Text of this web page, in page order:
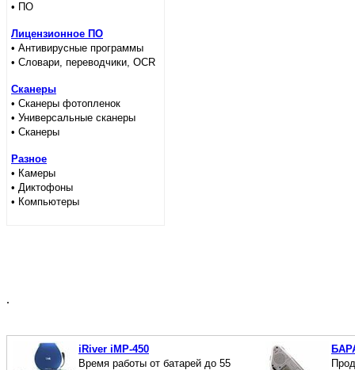
• ПО
Лицензионное ПО
• Антивирусные программы
• Словари, переводчики, OCR
Сканеры
• Сканеры фотопленок
• Универсальные сканеры
• Сканеры
Разное
• Камеры
• Диктофоны
• Компьютеры
.
iRiver iMP-450
Время работы от батарей до 55